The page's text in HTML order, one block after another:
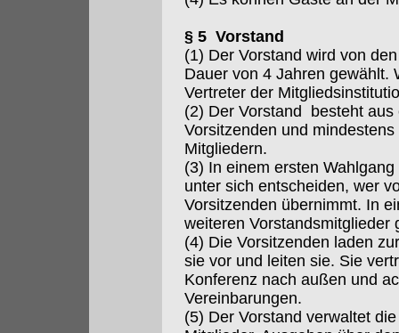
§ 5 Vorstand
(1) Der Vorstand wird von
Dauer von 4 Jahren gewählt.
Vertreter der
(2) Der Vorstand besteht
Vorsitzenden und
Mitgliedern.
(3) In einem ersten
unter sich entscheiden, wer
Vorsitzenden übernimmt. In
weiteren Vorstandsmitglieder
(4) Die Vorsitzenden laden
sie vor und leiten sie. Sie
Konferenz nach außen und
Vereinbarungen.
(5) Der Vorstand verwaltet